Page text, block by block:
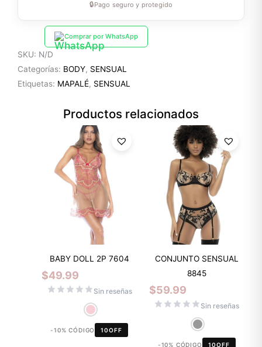
🔒Pago seguro y protegido
Comprar por WhatsApp
SKU: N/D
Categorías: BODY, SENSUAL
Etiquetas: MAPALÉ, SENSUAL
Productos relacionados
BABY DOLL 2P 7604
$49.99
Sin reseñas
-10% CÓDIGO 10OFF
CONJUNTO SENSUAL
8845
$59.99
Sin reseñas
-10% CÓDIGO 10OFF